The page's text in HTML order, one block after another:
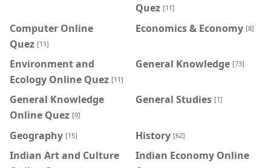
Quez [11]
Computer Online
Quez [11]
Economics & Economy [8]
Environment and
Ecology Online Quez [11]
General Knowledge [73]
General Knowledge
Online Quez [9]
General Studies [1]
Geography [15] History [62]
Indian Art and Culture
Indian Economy Online